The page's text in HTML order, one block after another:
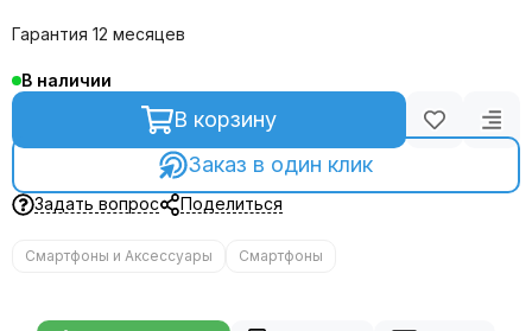
Гарантия 12 месяцев
В наличии
В корзину
Заказ в один клик
Задать вопрос Поделиться
Смартфоны и Аксессуары Смартфоны